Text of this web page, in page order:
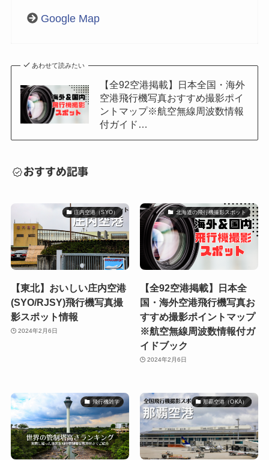
Google Map
あわせて読みたい
【全92空港掲載】日本全国・海外
空港飛行機写真おすすめ撮影ポイ
ントマップ※航空無線周波数情報
付ガイド…
おすすめ記事
庄内空港（SYO）
【東北】おいしい庄内空港
(SYO/RJSY)飛行機写真撮
影スポット情報
2024年2月6日
北海道の飛行機撮影スポット
【全92空港掲載】日本全
国・海外空港飛行機写真お
すすめ撮影ポイントマップ
※航空無線周波数情報付ガ
イドブック
2024年2月6日
飛行機雑学 那覇空港（OKA）